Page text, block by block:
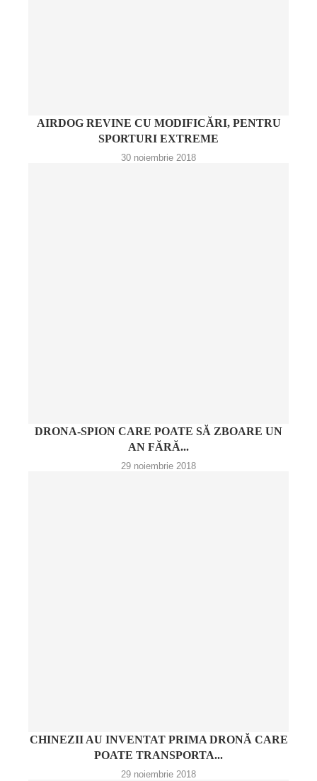
AIRDOG REVINE CU MODIFICĂRI, PENTRU
SPORTURI EXTREME
30 noiembrie 2018
DRONA-SPION CARE POATE SĂ ZBOARE UN
AN FĂRĂ...
29 noiembrie 2018
CHINEZII AU INVENTAT PRIMA DRONĂ CARE
POATE TRANSPORTA...
29 noiembrie 2018